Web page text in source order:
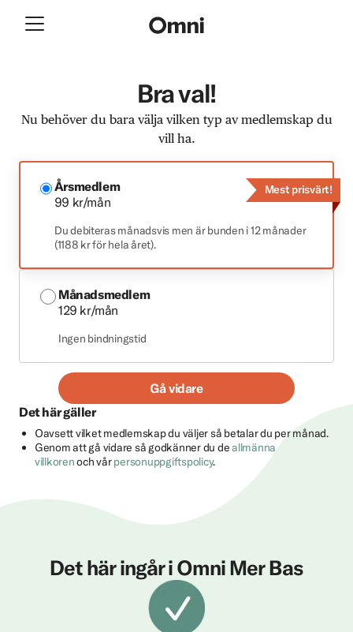
Bra val!
Nu behöver du bara välja vilken typ av medlemskap du
vill ha.
Årsmedlem
99 kr/mån
Du debiteras månadsvis men är bunden i 12 månader
(1188 kr för hela året).
Mest prisvärt!
Månadsmedlem
129 kr/mån
Ingen bindningstid
Gå vidare
Det här gäller
Oavsett vilket medlemskap du väljer så betalar du per månad.
Genom att gå vidare så godkänner du deallmänna
villkorenoch vårpersonuppgiftspolicy.
Det här ingår i Omni Mer Bas